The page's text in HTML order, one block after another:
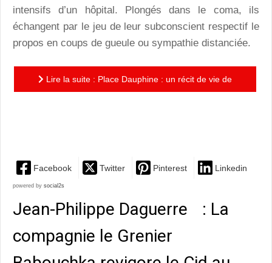
intensifs d’un hôpital. Plongés dans le coma, ils
échangent par le jeu de leur subconscient respectif le
propos en coups de gueule ou sympathie distanciée.
Lire la suite : Place Dauphine : un récit de vie de
Facebook Twitter Pinterest Linkedin
powered by social2s
Jean-Philippe Daguerre : La
compagnie le Grenier